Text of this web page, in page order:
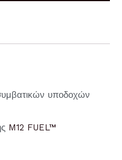
υποδοχών
M12 FUEL™